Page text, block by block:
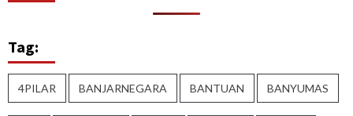
Tag:
4PILAR BANJARNEGARA BANTUAN BANYUMAS